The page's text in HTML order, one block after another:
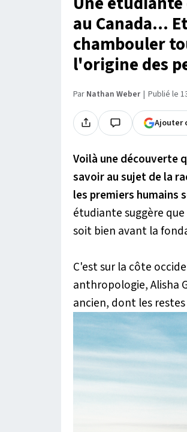
au Canada...
chambouler
l'origine des
Par Nathan Weber Publié le
Ajouter
Voilà une découverte
savoir au sujet de la
les premiers humains
étudiante suggère
soit bien avant la
C'est sur la côte
anthropologie, Alisha
ancien, dont les